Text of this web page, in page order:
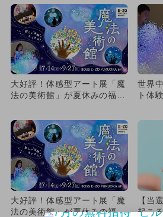
大好評！体感型アート展「魔
法の美術館」が夏休みの福岡
喫
世界
ト体
適
大好評！体感型アート展「魔
法の美術館」が夏休みの福岡
【当
起こ